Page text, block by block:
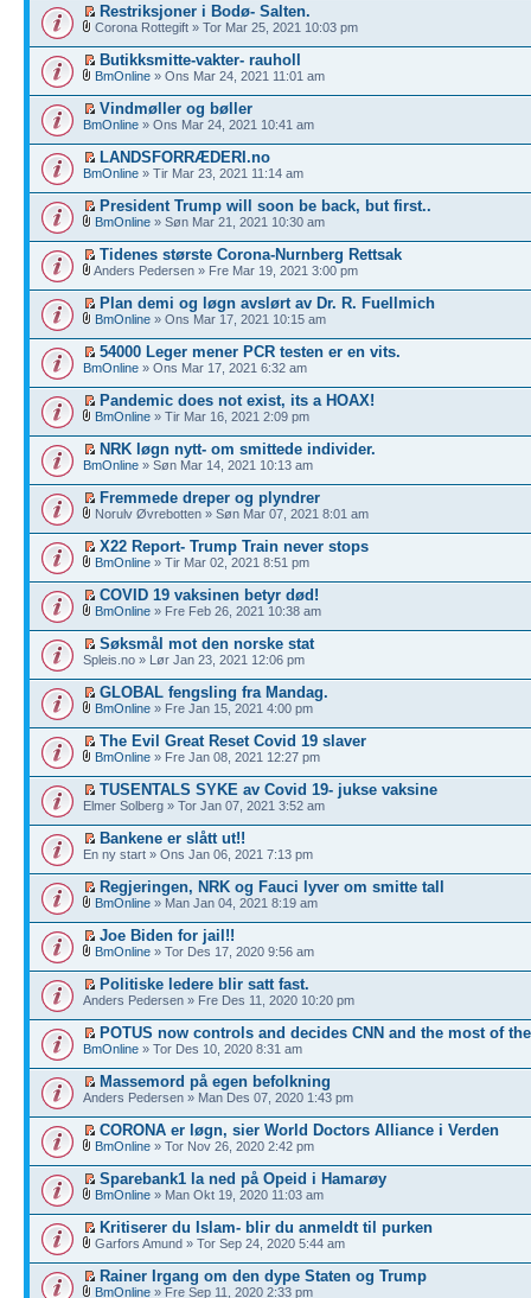
Restriksjoner i Bodø- Salten.
Corona Rottegift » Tor Mar 25, 2021 10:03 pm
Butikksmitte-vakter- rauholl
BmOnline » Ons Mar 24, 2021 11:01 am
Vindmøller og bøller
BmOnline » Ons Mar 24, 2021 10:41 am
LANDSFORRÆDERI.no
BmOnline » Tir Mar 23, 2021 11:14 am
President Trump will soon be back, but first..
BmOnline » Søn Mar 21, 2021 10:30 am
Tidenes største Corona-Nurnberg Rettsak
Anders Pedersen » Fre Mar 19, 2021 3:00 pm
Plan demi og løgn avslørt av Dr. R. Fuellmich
BmOnline » Ons Mar 17, 2021 10:15 am
54000 Leger mener PCR testen er en vits.
BmOnline » Ons Mar 17, 2021 6:32 am
Pandemic does not exist, its a HOAX!
BmOnline » Tir Mar 16, 2021 2:09 pm
NRK løgn nytt- om smittede individer.
BmOnline » Søn Mar 14, 2021 10:13 am
Fremmede dreper og plyndrer
Norulv Øvrebotten » Søn Mar 07, 2021 8:01 am
X22 Report- Trump Train never stops
BmOnline » Tir Mar 02, 2021 8:51 pm
COVID 19 vaksinen betyr død!
BmOnline » Fre Feb 26, 2021 10:38 am
Søksmål mot den norske stat
Spleis.no » Lør Jan 23, 2021 12:06 pm
GLOBAL fengsling fra Mandag.
BmOnline » Fre Jan 15, 2021 4:00 pm
The Evil Great Reset Covid 19 slaver
BmOnline » Fre Jan 08, 2021 12:27 pm
TUSENTALS SYKE av Covid 19- jukse vaksine
Elmer Solberg » Tor Jan 07, 2021 3:52 am
Bankene er slått ut!!
En ny start » Ons Jan 06, 2021 7:13 pm
Regjeringen, NRK og Fauci lyver om smitte tall
BmOnline » Man Jan 04, 2021 8:19 am
Joe Biden for jail!!
BmOnline » Tor Des 17, 2020 9:56 am
Politiske ledere blir satt fast.
Anders Pedersen » Fre Des 11, 2020 10:20 pm
POTUS now controls and decides CNN and the most of
BmOnline » Tor Des 10, 2020 8:31 am
Massemord på egen befolkning
Anders Pedersen » Man Des 07, 2020 1:43 pm
CORONA er løgn, sier World Doctors Alliance i Verden
BmOnline » Tor Nov 26, 2020 2:42 pm
Sparebank1 la ned på Opeid i Hamarøy
BmOnline » Man Okt 19, 2020 11:03 am
Kritiserer du Islam- blir du anmeldt til purken
Garfors Amund » Tor Sep 24, 2020 5:44 am
Rainer Irgang om den dype Staten og Trump
BmOnline » Fre Sep 11, 2020 2:33 pm